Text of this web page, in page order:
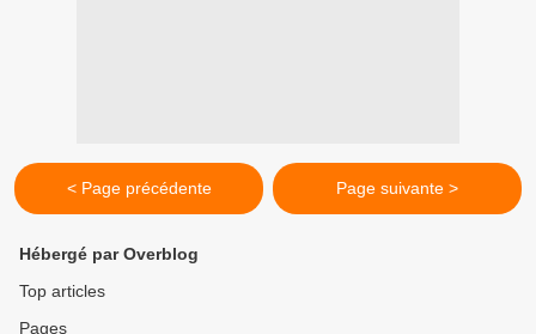
< Page précédente Page suivante >
Hébergé par Overblog
Top articles
Pages